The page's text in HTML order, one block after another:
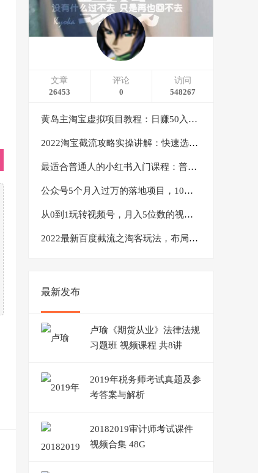
文章
26453
评论
0
访问
548267
黄岛主淘宝虚拟项目教程：日赚50入门基础班（两节课附配套资料）
2022淘宝截流攻略实操讲解：快速选品+直接复制+快速起店
最适合普通人的小红书入门课程：普通人如何通过做小红书年入50万
公众号5个月入过万的落地项目，10大获客渠道，实测涨粉21万
从0到1玩转视频号，月入5位数的视频号搬运项目，定位+选品+制作+变现全流程
2022最新百度截流之淘客玩法，布局流量一单利润可达300+【视频课程】
最新发布
卢瑜《期货从业》法律法规
习题班 视频课程 共8讲
2019年税务师考试真题及参
考答案与解析
20182019审计师考试课件
视频合集 48G